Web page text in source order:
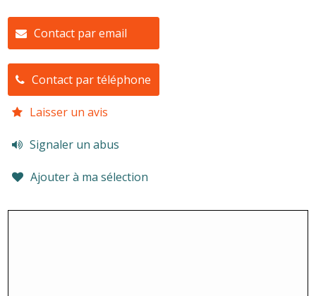
Contact par email
Contact par téléphone
Laisser un avis
Signaler un abus
Ajouter à ma sélection